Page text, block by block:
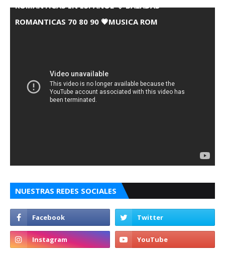
ROMANTICAS EN ESPANOL 💘 BALADAS
ROMANTICAS 70 80 90 💗MUSICA ROM
NUESTRAS REDES SOCIALES